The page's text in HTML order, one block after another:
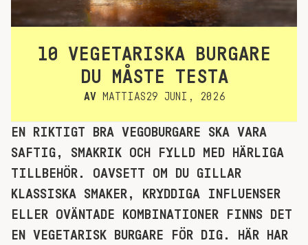
10 VEGETARISKA BURGARE
DU MÅSTE TESTA
AV MATTIAS29 JUNI, 2026
EN RIKTIGT BRA VEGOBURGARE SKA VARA
SAFTIG, SMAKRIK OCH FYLLD MED HÄRLIGA
TILLBEHÖR. OAVSETT OM DU GILLAR
KLASSISKA SMAKER, KRYDDIGA INFLUENSER
ELLER OVÄNTADE KOMBINATIONER FINNS DET
EN VEGETARISK BURGARE FÖR DIG. HÄR HAR